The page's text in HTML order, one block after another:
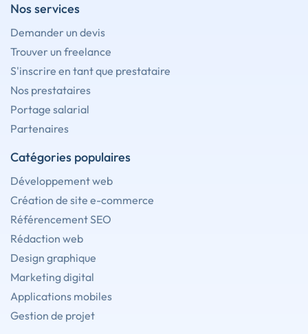
Nos services
Demander un devis
Trouver un freelance
S'inscrire en tant que prestataire
Nos prestataires
Portage salarial
Partenaires
Catégories populaires
Développement web
Création de site e-commerce
Référencement SEO
Rédaction web
Design graphique
Marketing digital
Applications mobiles
Gestion de projet